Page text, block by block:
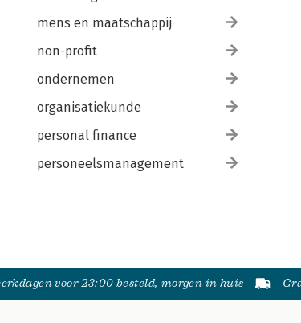
mens en maatschappij
non-profit
ondernemen
organisatiekunde
personal finance
personeelsmanagement
voor 23:00 besteld, morgen in huis